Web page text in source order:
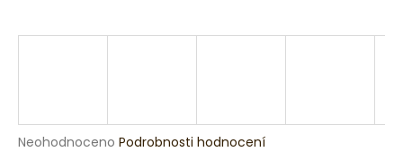
Průměrné
Neohodnoceno Podrobnosti hodnocení
j
?